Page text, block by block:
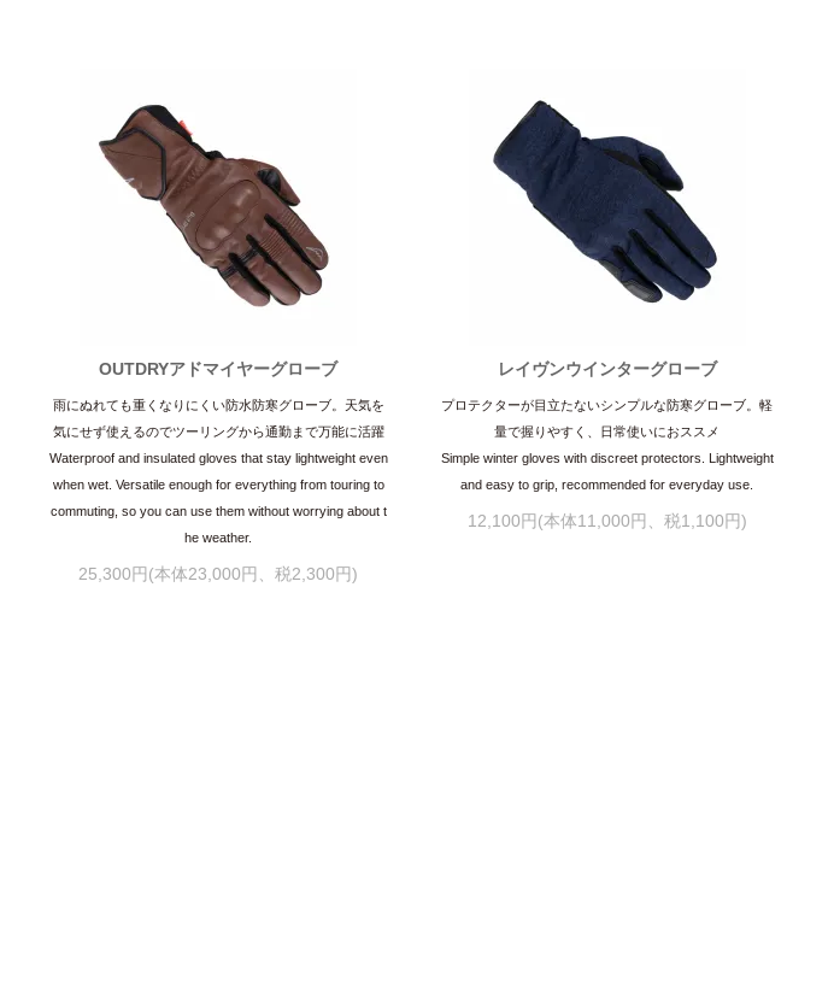
OUTDRYアドマイヤーグローブ
雨にぬれても重くなりにくい防水防寒グローブ。天気を
気にせず使えるのでツーリングから通勤まで万能に活躍
Waterproof and insulated gloves that stay lightweight even
when wet. Versatile enough for everything from touring to
commuting, so you can use them without worrying about t
he weather.
25,300円(本体23,000円、税2,300円)
レイヴンウインターグローブ
プロテクターが目立たないシンプルな防寒グローブ。軽
量で握りやすく、日常使いにおススメ
Simple winter gloves with discreet protectors. Lightweight
and easy to grip, recommended for everyday use.
12,100円(本体11,000円、税1,100円)